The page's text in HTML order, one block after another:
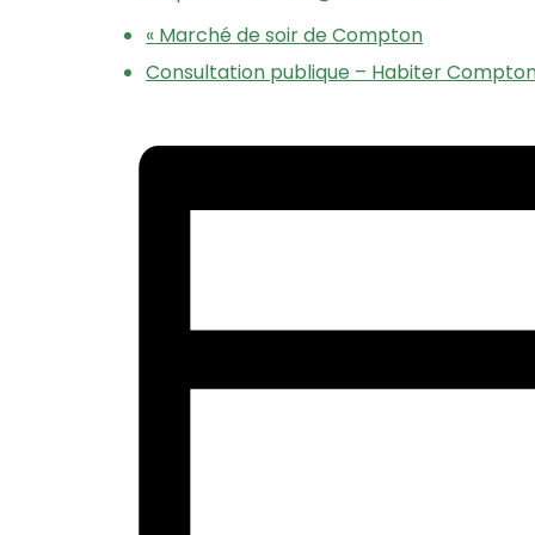
« Marché de soir de Compton
Consultation publique – Habiter